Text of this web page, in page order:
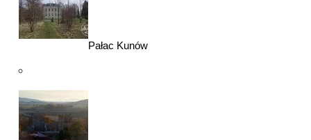
Pałac Kunów